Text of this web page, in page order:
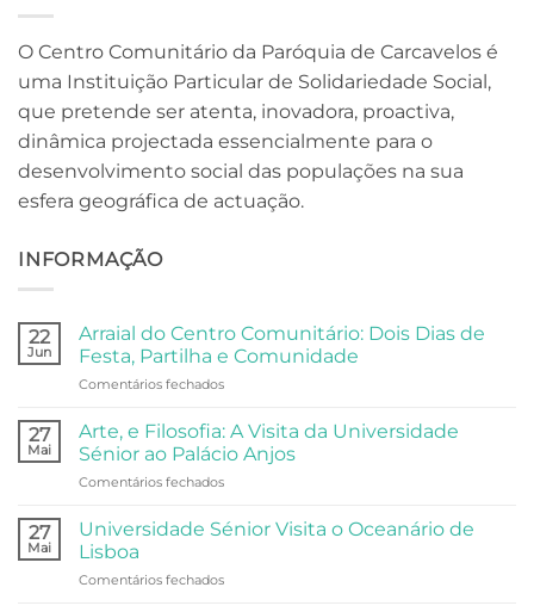
O Centro Comunitário da Paróquia de Carcavelos é
uma Instituição Particular de Solidariedade Social,
que pretende ser atenta, inovadora, proactiva,
dinâmica projectada essencialmente para o
desenvolvimento social das populações na sua
esfera geográfica de actuação.
INFORMAÇÃO
22
Jun
Arraial do Centro Comunitário: Dois Dias de
Festa, Partilha e Comunidade
Comentários fechadosem
do
Centro
Comunitário:
Dois
de
e
27
Mai
Arte, e Filosofia: A Visita da Universidade
Sénior ao Palácio Anjos
Comentários fechadosem
e
Filosofia:
Visita
27
Mai
Universidade Sénior Visita o Oceanário de
Lisboa
Comentários fechadosem